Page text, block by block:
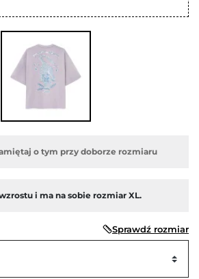
o tym przy doborze rozmiaru
i ma na sobie rozmiar XL.
Sprawdź rozmiar